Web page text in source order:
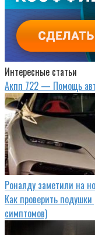
Интересные статьи
Акпп 722 — Помощь
Роналду заметили на
Как проверить
симптомов)